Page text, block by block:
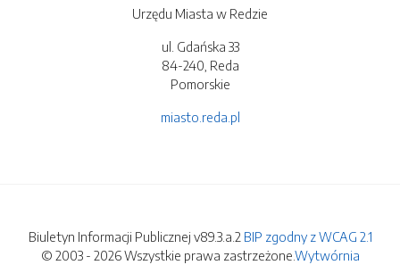
Urzędu Miasta w Redzie
ul. Gdańska 33
84-240, Reda
Pomorskie
miasto.reda.pl
Biuletyn Informacji Publicznej v89.3.a.2 BIP zgodny z WCAG 2.1
© 2003 - 2026 Wszystkie prawa zastrzeżone.Wytwórnia